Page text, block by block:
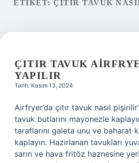
ETIKET: ÇITIR TAVUK
ÇITIR TAVUK
YAPILIR
Tarih: Kasım 13, 2024
Airfryer’da çıtır tavuk nasıl
tavuk butlarını mayonezle
taraflarını galeta unu ve baharat
kaplayın. Hazırlanan tavukları
sarın ve hava fritöz haznesine